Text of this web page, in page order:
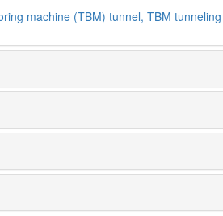
machine (TBM) tunnel, TBM